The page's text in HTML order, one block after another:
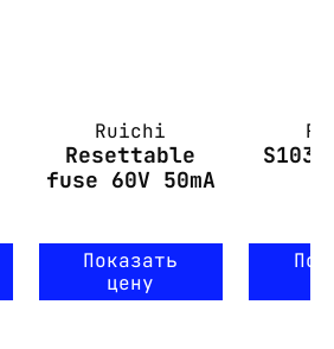
Ruichi
Resettable
fuse 60V 50mA
Показать
цену